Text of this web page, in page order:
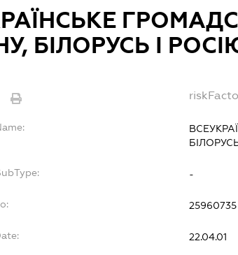
БІЛОРУСЬ І
-
25960735
22.04.01